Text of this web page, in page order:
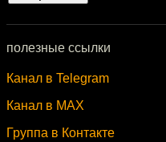
полезные ссылки
Канал в Telegram
Канал в MAX
Группа в Контакте